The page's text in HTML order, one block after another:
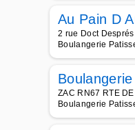
Au Pain D
2 rue Doct
Boulangerie
ZAC RN67 RTE
Boulangerie